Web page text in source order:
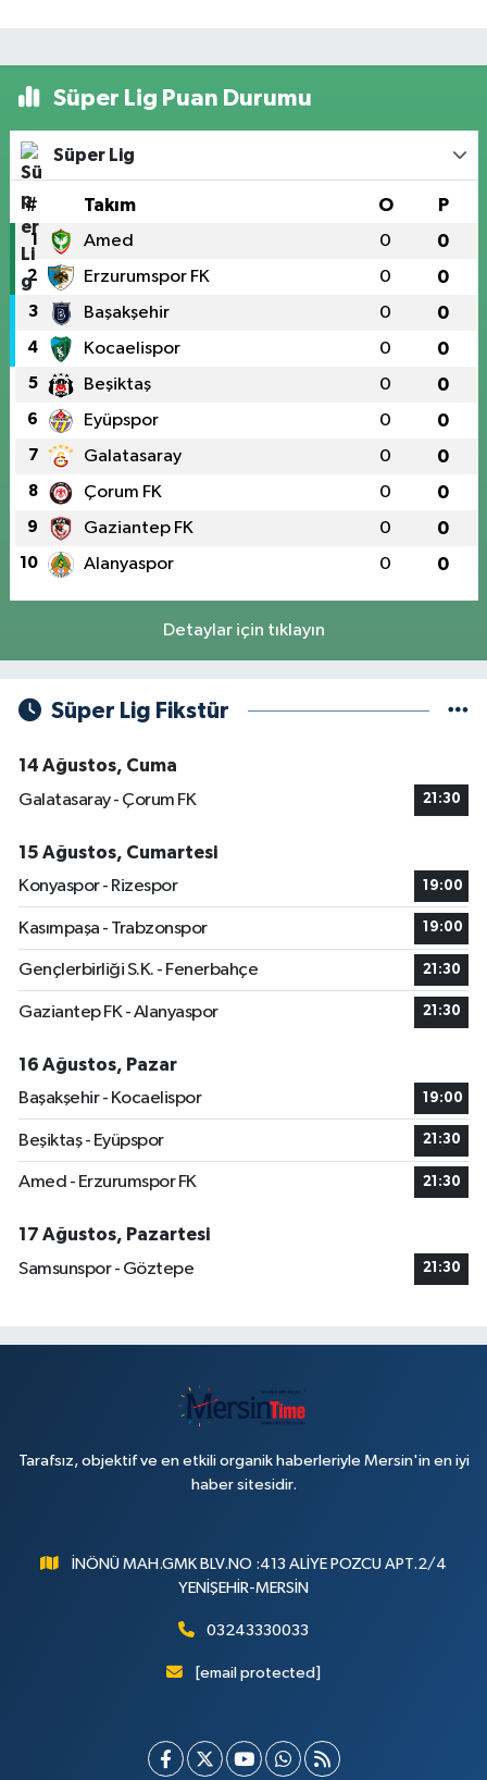
Süper Lig Puan Durumu
Süper Lig
# Takım O P
1 Amed 0 0
2 Erzurumspor FK 0 0
3 Başakşehir 0 0
4 Kocaelispor 0 0
5 Beşiktaş 0 0
6 Eyüpspor 0 0
7 Galatasaray 0 0
8 Çorum FK 0 0
9 Gaziantep FK 0 0
10 Alanyaspor 0 0
Detaylar için tıklayın
Süper Lig Fikstür
14 Ağustos, Cuma
Galatasaray - Çorum FK
21:30
15 Ağustos, Cumartesi
Konyaspor - Rizespor
19:00
Kasımpaşa - Trabzonspor 19:00
Gençlerbirliği S.K. - Fenerbahçe 21:30
Gaziantep FK - Alanyaspor 21:30
16 Ağustos, Pazar
Başakşehir - Kocaelispor
19:00
Beşiktaş - Eyüpspor 21:30
Amed - Erzurumspor FK 21:30
17 Ağustos, Pazartesi
Samsunspor - Göztepe
21:30
Tarafsız, objektif ve en etkili organik haberleriyle Mersin'in en iyi
haber sitesidir.
İNÖNÜ MAH.GMK BLV.NO :413 ALİYE POZCU APT.2/4
YENİŞEHİR-MERSİN
03243330033
[email protected]